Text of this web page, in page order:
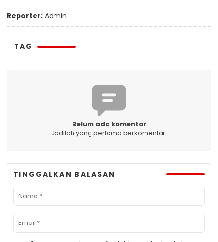
Reporter: Admin
TAG
Belum ada komentar
Jadilah yang pertama berkomentar.
TINGGALKAN BALASAN